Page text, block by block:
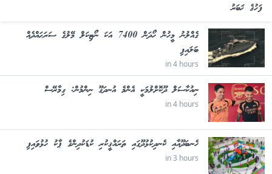
ފަހުގެ ޚަބަރު
ގެއްލުނު މީހުން ހޯދަން 7400 އަކަ ނޯޓިކަލް މޭލުގެ ސަރަޙައްދެއް
ބަލައިފި
in 4 hours
ނިއުކާސަލް ދޫކޮށްލުމަކީ އެންމެ އުނދަގޫ ނިންމުން: ގިމާރޭސް
in 4 hours
ހެނބަދޫއާއި ކެނދިކުޅުދޫގައި ތަރައްޤީކުރި ކުޑަކުދިންގެ ޕާކު ހުޅުވައިފި
in 3 hours